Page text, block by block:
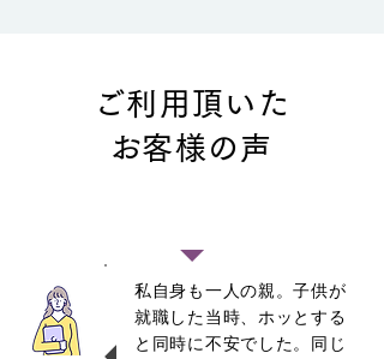
ご利用頂いた
​お客様の声
私自身も一人の親。子供が
就職した当時、ホッとする
と同時に不安でした。同じ